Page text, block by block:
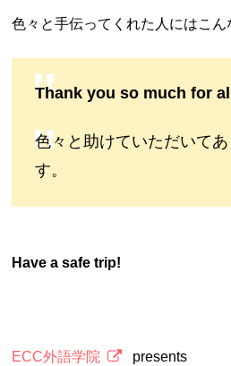
色々と手伝ってくれた人にはこ
Thank you so much for
色々と助けていただいて
す。
Have a safe trip!
ECC外語学院 presents